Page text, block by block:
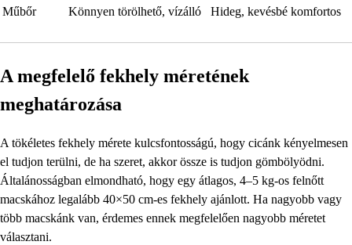
Műbőr
Könnyen törölhető, vízálló Hideg, kevésbé komfortos
A megfelelő fekhely méretének
meghatározása
A tökéletes fekhely mérete kulcsfontosságú, hogy cicánk kényelmesen
el tudjon terülni, de ha szeret, akkor össze is tudjon gömbölyödni.
Általánosságban elmondható, hogy egy átlagos, 4–5 kg-os felnőtt
macskához legalább 40×50 cm-es fekhely ajánlott. Ha nagyobb vagy
több macskánk van, érdemes ennek megfelelően nagyobb méretet
választani.